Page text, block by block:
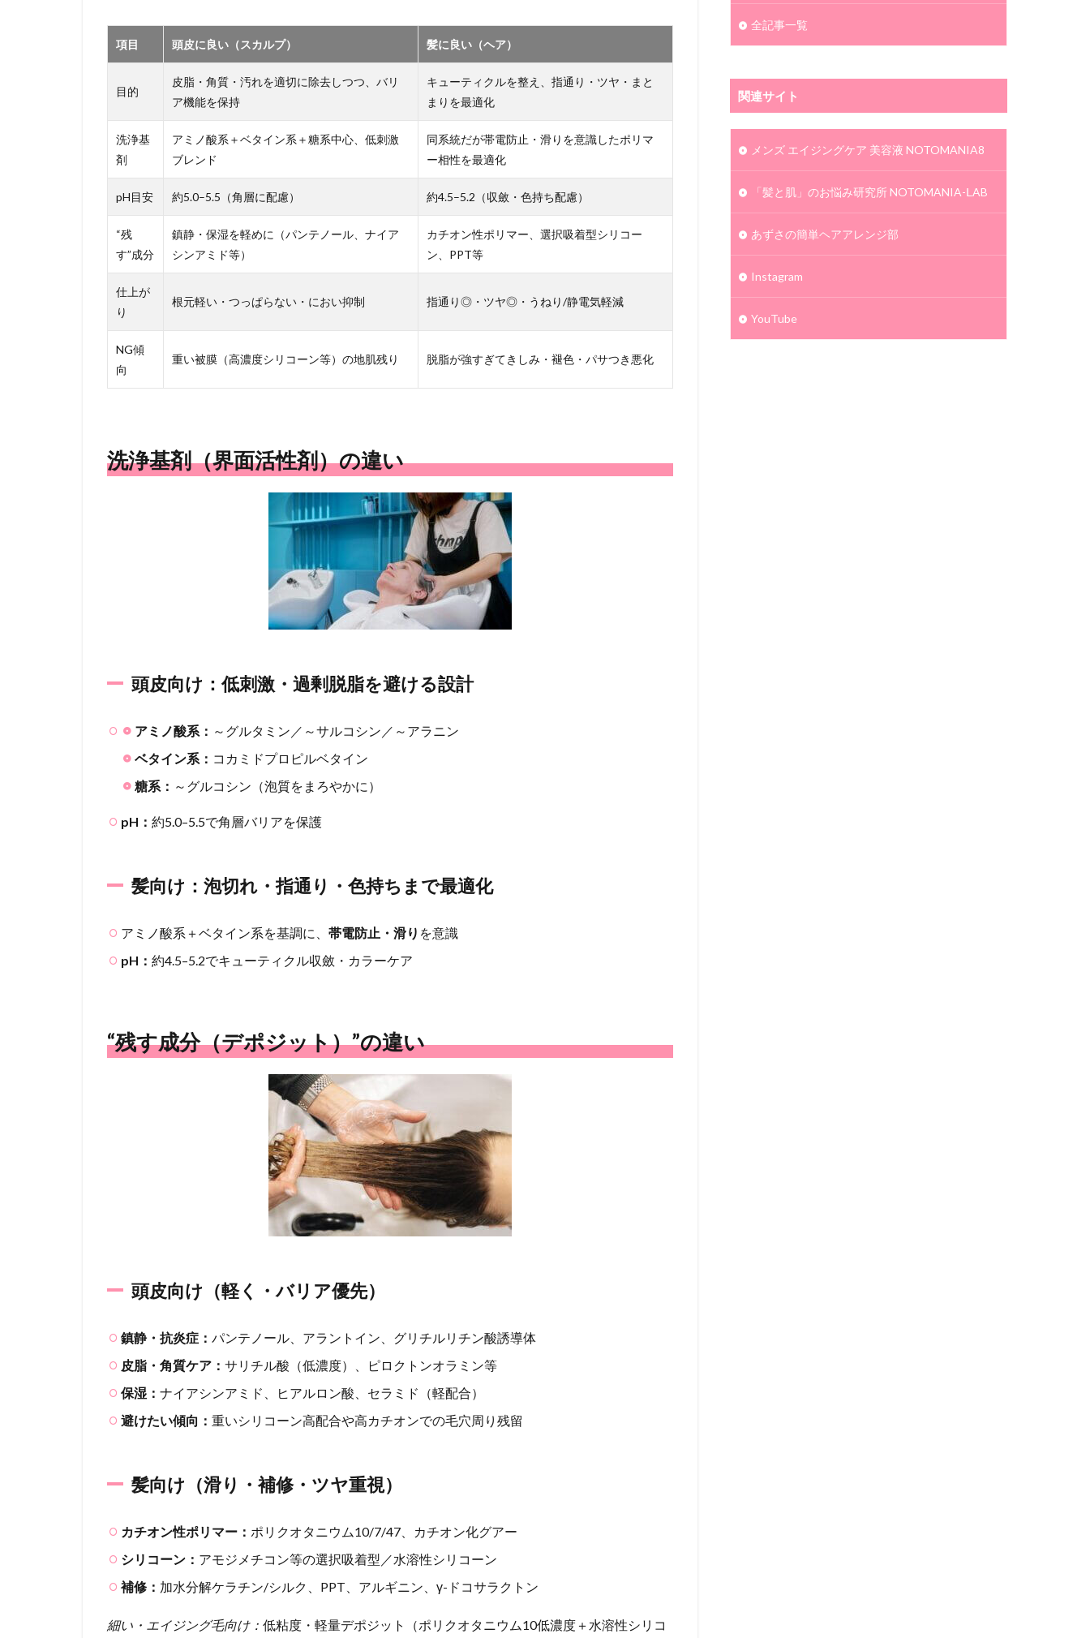
向
激・
脱脂
を避
設計
3.2
泡切
れ・
指通
で最
（デポ
ジッ
4.2
（滑
り・
修・
重
体
がり
の違
い
ルで
見分
ワー
ド
6.2
りワ
ード
7
出
方の
コツ
7.1
の洗
項目 頭皮に良い（スカルプ） 髪に良い（ヘア）
目的
皮脂・角質・汚れを適切に除去しつつ、バリ
ア機能を保持
キューティクルを整え、指通り・ツヤ・まと
まりを最適化
洗浄基
剤
アミノ酸系＋ベタイン系＋糖系中心、低刺激
ブレンド
同系統だが帯電防止・滑りを意識したポリマ
ー相性を最適化
pH目安 約5.0–5.5（角層に配慮） 約4.5–5.2（収斂・色持ち配慮）
“残
す”成分
鎮静・保湿を軽めに（パンテノール、ナイア
シンアミド等）
カチオン性ポリマー、選択吸着型シリコー
ン、PPT等
仕上が
り
根元軽い・つっぱらない・におい抑制 指通り◎・ツヤ◎・うねり/静電気軽減
NG傾
向
重い被膜（高濃度シリコーン等）の地肌残り 脱脂が強すぎてきしみ・褪色・パサつき悪化
洗浄基剤（界面活性剤）の違い
頭皮向け：低刺激・過剰脱脂を避ける設計
アミノ酸系： ～グルタミン／～サルコシン／～アラニン
ベタイン系： コカミドプロピルベタイン
糖系： ～グルコシン（泡質をまろやかに）
pH： 約5.0–5.5で角層バリアを保護
髪向け：泡切れ・指通り・色持ちまで最適化
アミノ酸系＋ベタイン系を基調に、 帯電防止・滑り を意識
pH： 約4.5–5.2でキューティクル収斂・カラーケア
“残す成分（デポジット）”の違い
頭皮向け（軽く・バリア優先）
鎮静・抗炎症： パンテノール、アラントイン、グリチルリチン酸誘導体
皮脂・角質ケア： サリチル酸（低濃度）、ピロクトンオラミン等
保湿： ナイアシンアミド、ヒアルロン酸、セラミド（軽配合）
避けたい傾向： 重いシリコーン高配合や高カチオンでの毛穴周り残留
髪向け（滑り・補修・ツヤ重視）
カチオン性ポリマー： ポリクオタニウム10/7/47、カチオン化グアー
シリコーン： アモジメチコン等の選択吸着型／水溶性シリコーン
補修： 加水分解ケラチン/シルク、PPT、アルギニン、γ-ドコサラクトン
細い・エイジング毛向け： 低粘度・軽量デポジット（ポリクオタニウム10低濃度＋水溶性シリコ
全記事一覧
関連サイト
メンズ エイジングケア 美容液 NOTOMANIA8
「髪と肌」のお悩み研究所 NOTOMANIA-ⅬAB
あずさの簡単ヘアアレンジ部
Instagram
YouTube